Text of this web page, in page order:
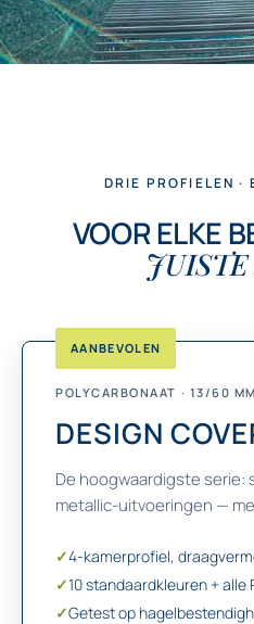
DRIE PROFIELEN ·
VOOR ELKE
JUISTE
AANBEVOLEN
POLYCARBONAAT · 13/60 MM
DESIGN
De hoogwaardigste serie:
metallic-uitvoeringen —
✓4-kamerprofiel,
✓10 standaardkleuren + alle
✓Getest op